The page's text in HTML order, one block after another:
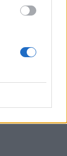
e al club
l'operazione
fastidio